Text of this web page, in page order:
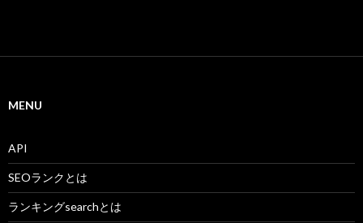
MENU
API
SEOランクとは
ランキングsearchとは